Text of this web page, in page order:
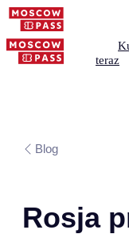
teraz
Blog
Rosja